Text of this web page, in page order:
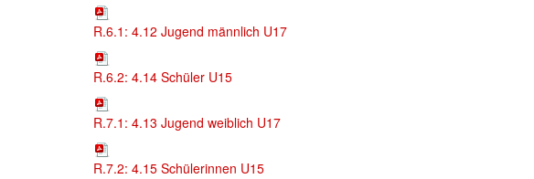
R.6.1: 4.12 Jugend männlich U17
R.6.2: 4.14 Schüler U15
R.7.1: 4.13 Jugend weiblich U17
R.7.2: 4.15 Schülerinnen U15